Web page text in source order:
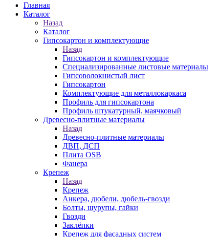
Главная
Каталог
Назад
Каталог
Гипсокартон и комплектующие
Назад
Гипсокартон и комплектующие
Специализированные листовые материалы
Гипсоволокнистый лист
Гипсокартон
Комплектующие для металлокаркаса
Профиль для гипсокартона
Профиль штукатурный, маячковый
Древесно-плитные материалы
Назад
Древесно-плитные материалы
ДВП, ДСП
Плита OSB
Фанера
Крепеж
Назад
Крепеж
Анкера, дюбели, дюбель-гвозди
Болты, шурупы, гайки
Гвозди
Заклёпки
Крепеж для фасадных систем